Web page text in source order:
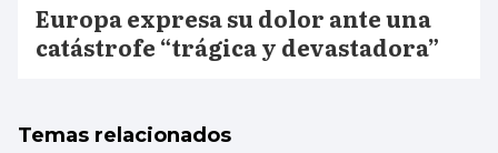
Europa expresa su dolor ante una
catástrofe “trágica y devastadora”
Temas relacionados